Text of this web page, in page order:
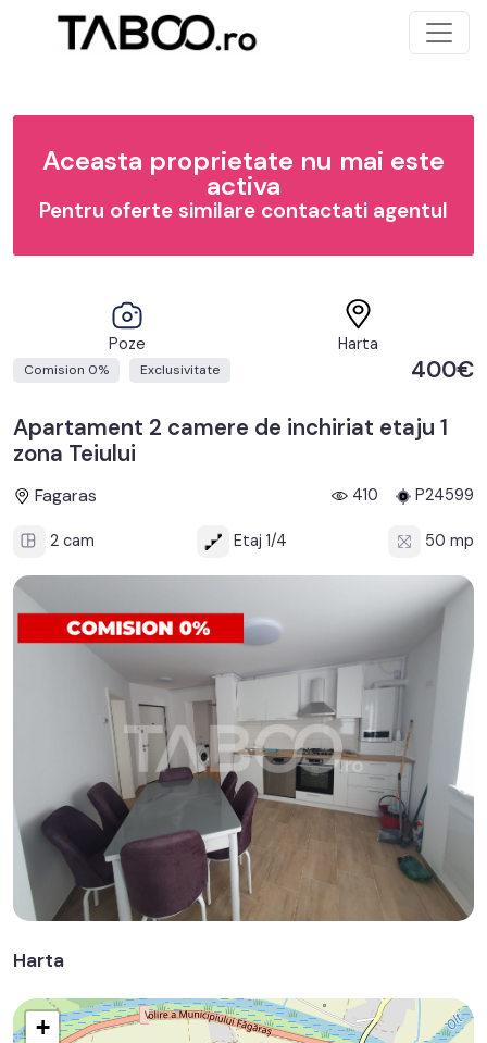
Aceasta proprietate nu mai este
activa
Pentru oferte similare contactati agentul
Poze Harta
Comision 0% Exclusivitate 400€
Apartament 2 camere de inchiriat etaju 1
zona Teiului
Fagaras 410 P24599
2 cam Etaj 1/4 50 mp
Harta
+